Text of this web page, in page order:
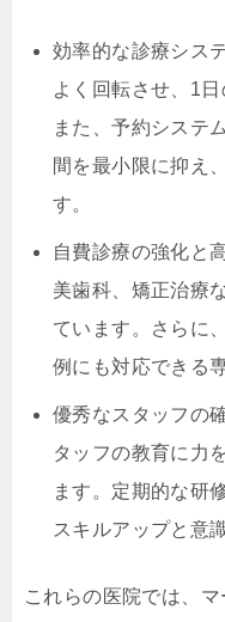
効率的な診療シス
よく回転させ、1
また、予約システ
間を最小限に抑え
す。
自費診療の強化と
美歯科、矯正治療
ています。さらに
例にも対応できる
優秀なスタッフの
タッフの教育に力
ます。定期的な研
スキルアップと意
これらの医院では、